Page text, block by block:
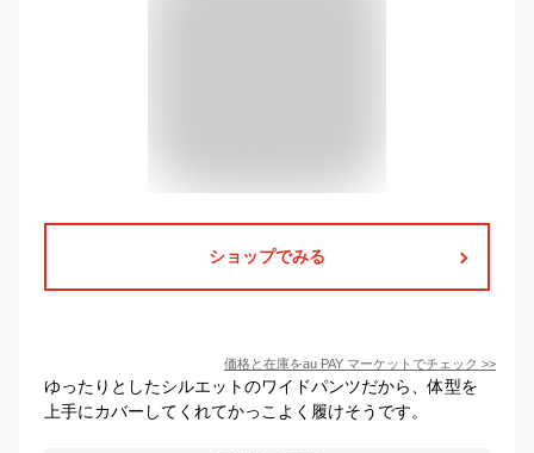
ショップでみる
価格と在庫をau PAY マーケット でチェック >>
ゆったりとしたシルエットのワイドパンツだから、体型を
上手にカバーしてくれてかっこよく履けそうです。